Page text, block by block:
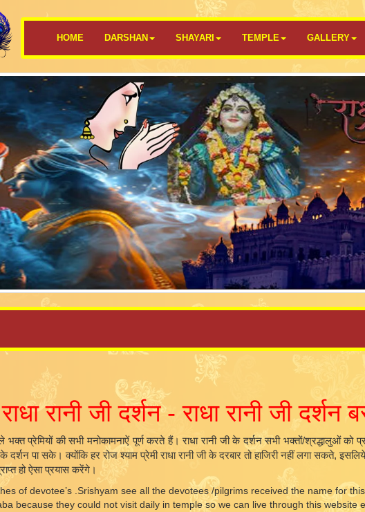
HOME DARSHAN SHAYARI TEMPLE GALLERY
रानी जी दर्शन - राधा रानी जी दर्शन
भक्त प्रेमियों की सभी मनोकामनाऐं पूर्ण करते हैं। राधा रानी जी के दर्शन सभी भक्तों/श्रद्धालुओं
दर्शन पा सके। क्योंकि हर रोज श्याम प्रेमी राधा रानी जी के दरबार तो हाजिरी नहीं लगा सकते,
हो ऐसा प्रयास करेंगे।
of devotee’s .Srishyam see all the devotees /pilgrims received the name for
because they could not visit daily in temple so we can live through this website